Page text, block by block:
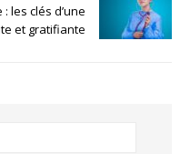
les clés d’une
et gratifiante